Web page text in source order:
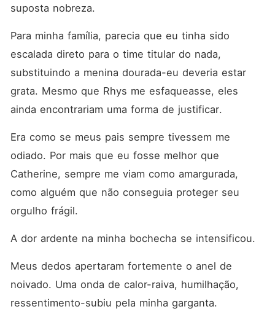
suposta nobreza.
Para minha família, parecia que eu tinha sido
escalada direto para o time titular do nada,
substituindo a menina dourada-eu deveria estar
grata. Mesmo que Rhys me esfaqueasse, eles
ainda encontrariam uma forma de justificar.
Era como se meus pais sempre tivessem me
odiado. Por mais que eu fosse melhor que
Catherine, sempre me viam como amargurada,
como alguém que não conseguia proteger seu
orgulho frágil.
A dor ardente na minha bochecha se intensificou.
Meus dedos apertaram fortemente o anel de
noivado. Uma onda de calor-raiva, humilhação,
ressentimento-subiu pela minha garganta.